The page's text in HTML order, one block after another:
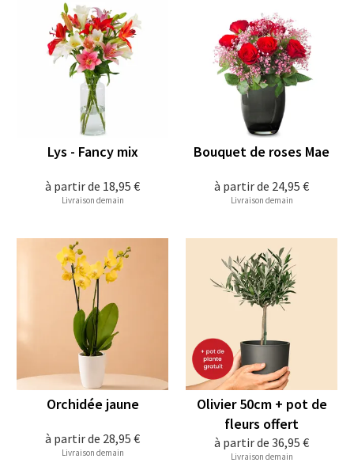
à partir de 18,95 €
Lys - Fancy mix
Livraison demain
à partir de 24,95 €
Bouquet de roses Mae
Livraison demain
à partir de 28,95 €
Orchidée jaune
Livraison demain
à partir de 36,95 €
Olivier 50cm + pot de
fleurs offert
Livraison demain